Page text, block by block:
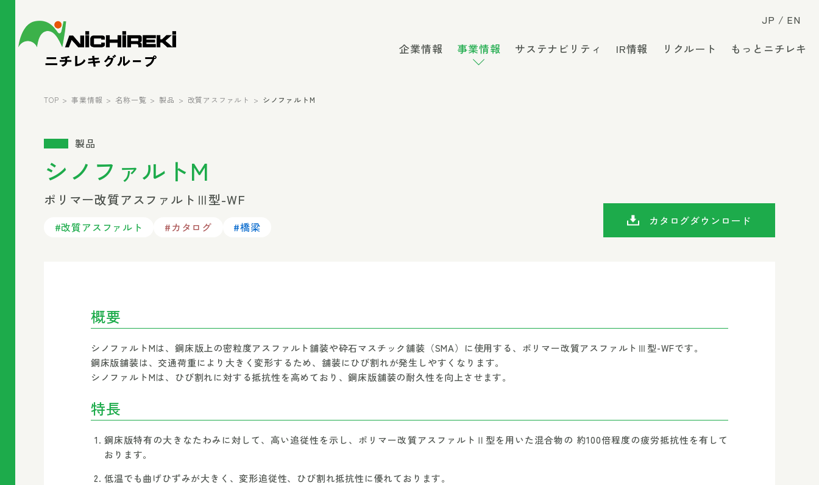
JP EN
企業情報 事業情報 サステナビリティ IR情報 リクルート もっとニチレキ
TOP 事業情報 名称一覧 製品 改質アスファルト シノファルトM
製品
シノファルトM
ポリマー改質アスファルトⅢ型-WF
#改質アスファルト #カタログ #橋梁 カタログダウンロード
概要
シノファルトMは、鋼床版上の密粒度アスファルト舗装や砕石マスチック舗装（SMA）に使用する、ポリマー改質アスファルトⅢ型-WFです。
鋼床版舗装は、交通荷重により大きく変形するため、舗装にひび割れが発生しやすくなります。
シノファルトMは、ひび割れに対する抵抗性を高めており、鋼床版舗装の耐久性を向上させます。
特長
鋼床版特有の大きなたわみに対して、高い追従性を示し、ポリマー改質アスファルトⅡ型を用いた混合物の 約100倍程度の疲労抵抗性を有して
おります。
低温でも曲げひずみが大きく、変形追従性、ひび割れ抵抗性に優れております。